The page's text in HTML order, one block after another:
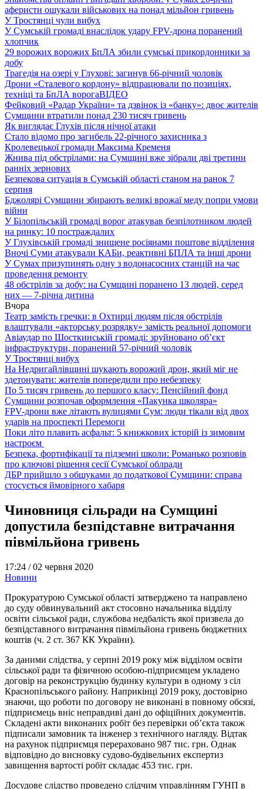
аферисти ошукали військових на понад мільйон гривень
У Тростянці чули вибух
У Сумській громаді внаслідок удару FPV-дрона поранений
хлопчик
29 ворожих ворожих БпЛА збили сумські прикордонники за
добу
Трагедія на озері у Глухові: загинув 66-річний чоловік
Дрони «Сталевого кордону» відпрацювали по позиціях,
техніці та БпЛА ворогаВІДЕО
Фейковий «Радар України» та дзвінок із «банку»: двоє жителів
Сумщини втратили понад 230 тисяч гривень
Як виглядає Глухів після нічної атаки
Стало відомо про загибель 22-річного захисника з
Кролевецької громади Максима Кременя
Жнива під обстрілами: на Сумщині вже зібрали дві третини
ранніх зернових
Безпекова ситуація в Сумській області станом на ранок 7
серпня
Бджолярі Сумщини збирають великі врожаї меду попри умови
війни
У Білопільській громаді ворог атакував безпілотником людей
на ринку: 10 постраждалих
У Глухівській громаді знищене росіянами поштове відділення
Вночі Суми атакували КАБи, реактивні БПЛА та інші дрони
У Сумах призупинять одну з водонасосних станцій на час
проведення ремонту
48 обстрілів за добу: на Сумщині поранено 13 людей, серед
них — 7-річна дитина
Вчора
Театр замість гречки: в Охтирці людям після обстрілів
влаштували «акторську розрядку» замість реальної допомоги
Авіаудар по Шосткинській громаді: зруйновано об’єкт
інфраструктури, поранений 57-річний чоловік
У Тростянці вибух
На Недригайлівщині шукають ворожий дрон, який міг не
здетонувати: жителів попередили про небезпеку
По 5 тисяч гривень до першого класу: Пенсійний фонд
Сумщини розпочав оформлення «Пакунка школяра»
FPV-дрони вже літають вулицями Сум: люди тікали від двох
ударів на проспекті Перемоги
Поки літо плавить асфальт: 5 книжкових історій із зимовим
настроєм
Безпека, фортифікації та підземні школи: Романько розповів
про ключові рішення сесії Сумської облради
ДБР прийшло з обшуками до податкової Сумщини: справа
стосується ймовірного хабаря
Чиновниця сільради на Сумщині
допустила безпідставне витрачання
півмільйона гривень
17:24 /02 червня 2020
Новини
Прокуратурою Сумської області затверджено та направлено
до суду обвинувальний акт стосовно начальника відділу
освіти сільської ради, службова недбалість якої призвела до
безпідставного витрачання півмільйона гривень бюджетних
коштів (ч. 2 ст. 367 КК України).
За даними слідства, у серпні 2019 року між відділом освіти
сільської ради та фізичною особою-підприємцем укладено
договір на реконструкцію будинку культури в одному з сіл
Краснопільського району. Наприкінці 2019 року, достовірно
знаючи, що роботи по договору не виконані в повному обсязі,
підприємець вніс неправдиві дані до офіційних документів.
Складені акти виконаних робіт без перевірки об’єкта також
підписали замовник та інженер з технічного нагляду. Відтак
на рахунок підприємця перераховано 987 тис. грн. Однак
відповідно до висновку судово-будівельних експертиз
завищення вартості робіт складає 453 тис. грн.
Досудове слідство проведено слідчим управлінням ГУНП в